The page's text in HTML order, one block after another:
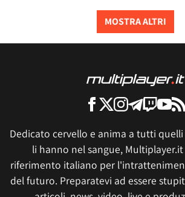
MOSTRA ALTRI
Dedicato cervello e anima a tutti
li hanno nel sangue,
riferimento italiano per
del futuro. Preparatevi ad essere